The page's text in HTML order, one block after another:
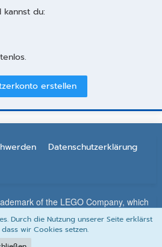
du:
erstellen
Datenschutzerklärung
of the LEGO Company, which
or endorse this site. All other
and copyrights are property of their
owners.
Durch die Nutzung unserer Seite erklärst
wir Cookies setzen.